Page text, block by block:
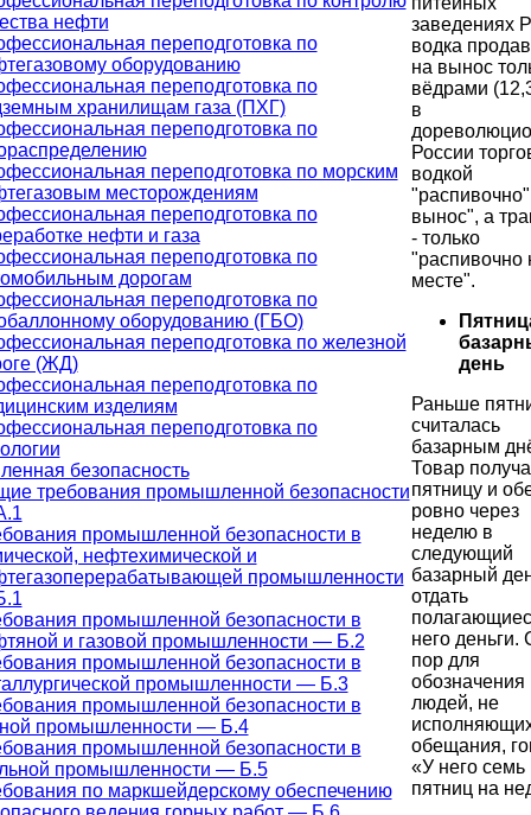
нефти
переподготовка по
оборудованию
переподготовка по
хранилищам газа (ПХГ)
переподготовка по
переподготовка по морским
месторождениям
переподготовка по
нефти и газа
переподготовка по
дорогам
переподготовка по
оборудованию (ГБО)
переподготовка по железной
(ЖД)
переподготовка по
изделиям
переподготовка по
безопасность
требования промышленной безопасности
промышленной безопасности в
нефтехимической и
промышленности
промышленной безопасности в
и газовой промышленности — Б.2
промышленной безопасности в
промышленности — Б.3
промышленной безопасности в
промышленности — Б.4
промышленной безопасности в
промышленности — Б.5
по маркшейдерскому обеспечению
заведениях
водка
на вынос
вёдрами
в
России
водкой
вынос", а
- только
"распивочно
месте".
день
Раньше
считалась
базарным
Товар
пятницу и
ровно через
неделю в
следующий
базарный
отдать
него деньги.
пор для
обозначения
людей, не
обещания,
«У него семь
пятниц на